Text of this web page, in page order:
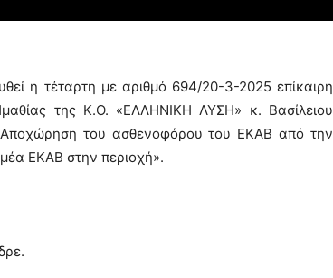
η τέταρτη με αριθμό 694/20-3-2025 επίκαιρη
της Κ.Ο. «ΕΛΛΗΝΙΚΗ ΛΥΣΗ» κ. Βασίλειου
του ασθενοφόρου του ΕΚΑΒ από την
ΕΚΑΒ στην περιοχή».